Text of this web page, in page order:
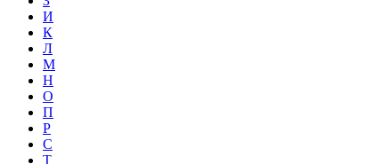
И
К
Л
М
Н
О
П
Р
С
Т